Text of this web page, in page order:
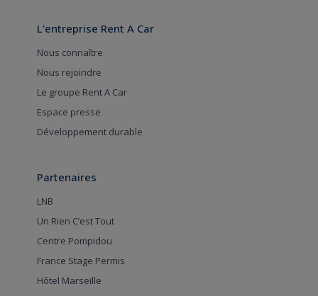
L'entreprise Rent A Car
Nous connaître
Nous rejoindre
Le groupe Rent A Car
Espace presse
Développement durable
Partenaires
LNB
Un Rien C’est Tout
Centre Pompidou
France Stage Permis
Hôtel Marseille